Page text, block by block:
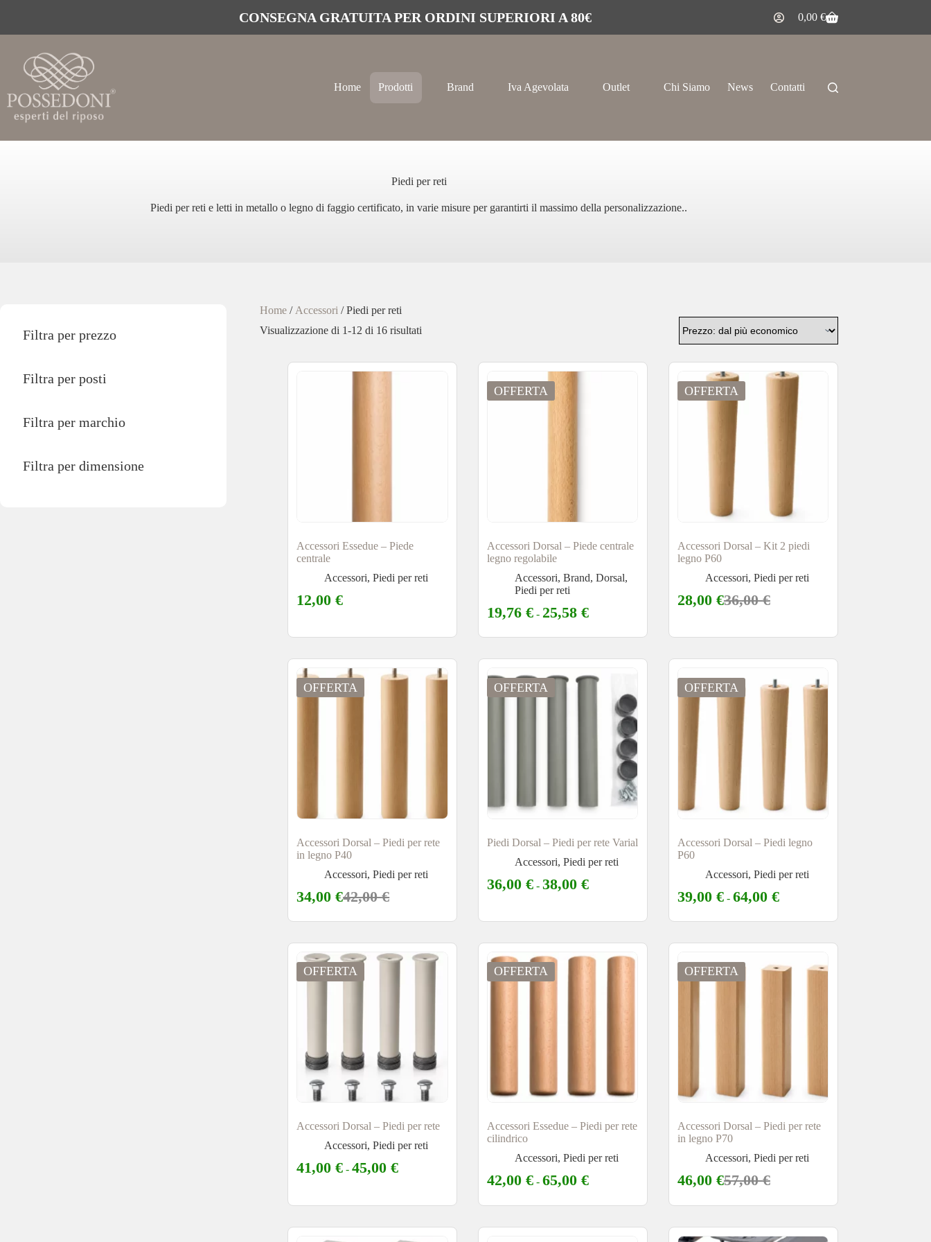
CONSEGNA GRATUITA PER ORDINI SUPERIORI A 80€ 0,00 €
Home Prodotti Brand Iva Agevolata Outlet Chi Siamo News Contatti
Piedi per reti
Piedi per reti e letti in metallo o legno di faggio certificato, in varie misure per garantirti il massimo della personalizzazione..
Home/ Accessori / Piedi per reti
Visualizzazione di 1-12 di 16 risultati
Accessori Essedue – Piede
centrale
Accessori,Piedi per reti
12,00€
OFFERTA
Accessori Dorsal – Piede centrale
legno regolabile
Accessori,Brand,Dorsal,
Piedi per reti
19,76€ - 25,58€
OFFERTA
Accessori Dorsal – Kit 2 piedi
legno P60
Accessori, Piedi per reti
36,00€
28,00 €
OFFERTA
Accessori Dorsal – Piedi per rete
in legno P40
Accessori,Piedi per reti
42,00€
34,00€
OFFERTA
Piedi Dorsal – Piedi per rete Varial
Accessori,Piedi per reti
36,00€ - 38,00€
OFFERTA
Accessori Dorsal – Piedi legno
P60
Accessori, Piedi per reti
39,00 € - 64,00 €
OFFERTA
Accessori Dorsal – Piedi per rete
Accessori,Piedi per reti
41,00€ - 45,00€
OFFERTA
Accessori Essedue – Piedi per rete
cilindrico
Accessori,Piedi per reti
42,00€ - 65,00€
OFFERTA
Accessori Dorsal – Piedi per rete
in legno P70
Accessori, Piedi per reti
57,00€
46,00 €
Filtra per prezzo
Filtra per posti
Filtra per marchio
Filtra per dimensione